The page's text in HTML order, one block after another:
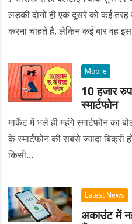
लड़की दोनों ही एक दूसरे को कई
करना चाहते है, लेकिन कई बार वह
Mobile
10 हजार
स्मार्टफोन
मार्केट में भले ही महंगे स्मार्टफोन का
के स्मार्टफोन की सबसे ज्यादा बिक्री
किसी…
Latest News
अकाउंट में